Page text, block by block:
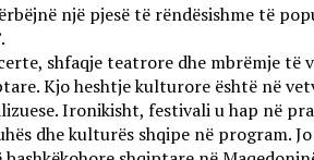
një pjesë të rëndësishme të
shfaqje teatrore dhe mbrëmje
Kjo heshtje kulturore është në
Ironikisht, festivali u hap në
dhe kulturës shqipe në program.